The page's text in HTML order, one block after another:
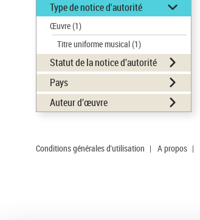
Type de notice d'autorité
Œuvre(1)
Titre uniforme musical(1)
Statut de la notice d’autorité
Pays
Auteur d’œuvre
Conditions générales d'utilisation | A propos |